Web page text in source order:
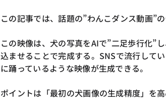
この記事では、話題の”わんこダンス動画”
この映像は、犬の写真をAIで”二足歩行化”
込ませることで完成する。SNSで流行して
に踊っているような映像が生成できる。
ポイントは「最初の犬画像の生成精度」を高